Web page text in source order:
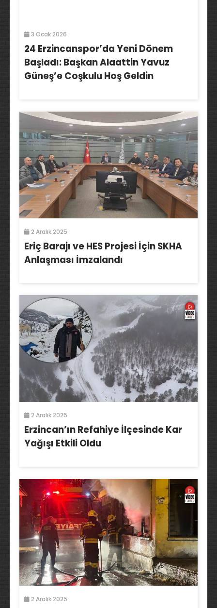
3 Ocak 2026
24 Erzincanspor’da Yeni Dönem
Başladı: Başkan Alaattin Yavuz
Güneş’e Coşkulu Hoş Geldin
2 Aralık 2025
Eriç Barajı ve HES Projesi İçin SKHA
Anlaşması İmzalandı
2 Aralık 2025
Erzincan’ın Refahiye İlçesinde Kar
Yağışı Etkili Oldu
2 Aralık 2025